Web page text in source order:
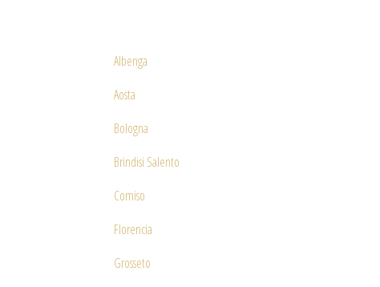
Albenga
Aosta
Bologna
Brindisi Salento
Comiso
Florencia
Grosseto